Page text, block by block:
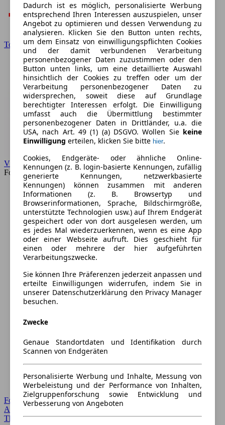
Toyota
VW
Forum
Forum Startseite
Alle Auto-Foren
Themen-Forum
Dadurch ist es möglich, personalisierte Werbung
entsprechend Ihren Interessen auszuspielen, unser
Angebot zu optimieren und dessen Verwendung zu
analysieren. Klicken Sie den Button unten rechts,
um dem Einsatz von einwilligungspflichten Cookies
und der damit verbundenen Verarbeitung
personenbezogener Daten zuzustimmen oder den
Button unten links, um eine detaillierte Auswahl
hinsichtlich der Cookies zu treffen oder um der
Verarbeitung personenbezogener Daten zu
widersprechen, soweit diese auf Grundlage
berechtigter Interessen erfolgt. Die Einwilligung
umfasst auch die Übermittlung bestimmter
personenbezogener Daten in Drittländer, u.a. die
USA, nach Art. 49 (1) (a) DSGVO. Wollen Sie keine
Einwilligung erteilen, klicken Sie bitte hier.
Cookies, Endgeräte- oder ähnliche Online-
Kennungen (z. B. login-basierte Kennungen, zufällig
generierte Kennungen, netzwerkbasierte
Kennungen) können zusammen mit anderen
Informationen (z. B. Browsertyp und
Browserinformationen, Sprache, Bildschirmgröße,
unterstützte Technologien usw.) auf Ihrem Endgerät
gespeichert oder von dort ausgelesen werden, um
es jedes Mal wiederzuerkennen, wenn es eine App
oder einer Webseite aufruft. Dies geschieht für
einen oder mehrere der hier aufgeführten
Verarbeitungszwecke.
Sie können Ihre Präferenzen jederzeit anpassen und
erteilte Einwilligungen widerrufen, indem Sie in
unserer Datenschutzerklärung den Privacy Manager
besuchen.
Zwecke
Genaue Standortdaten und Identifikation durch
Scannen von Endgeräten
Personalisierte Werbung und Inhalte, Messung von
Werbeleistung und der Performance von Inhalten,
Zielgruppenforschung sowie Entwicklung und
Verbesserung von Angeboten